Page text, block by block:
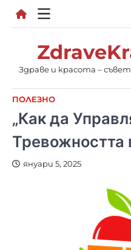
Skip
Здраве и красота –
ПОЛЕЗНО
„Как да
Тревожността
януари 5, 2025